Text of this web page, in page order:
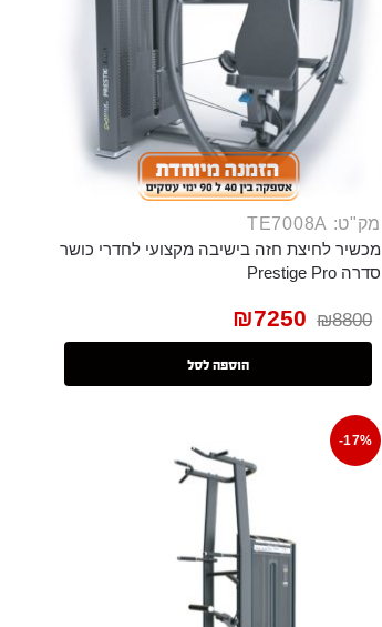
מק"ט: TE7008A
מכשיר לחיצת חזה בישיבה מקצועי לחדרי כושר
סדרה Prestige Pro
₪8800
₪7250
הוספה לסל
-17%